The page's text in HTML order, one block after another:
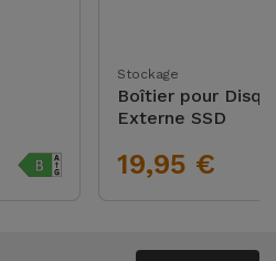
Stockage
Boîtier pour
Externe SSD
19,95 €